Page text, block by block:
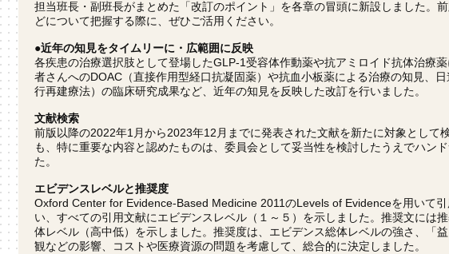
担当班長・副班長がまとめた「改訂のポイント」を各章の冒頭に新設しました。
どについて把握する際に、ぜひご活用ください。
●近年の知見をタイムリーに・広範囲に反映
各疾患の治療選択肢として登場したGLP-1受容体作動薬や抗アミロイド抗体治療
者さんへのDOAC（直接作用型経口抗凝固薬）や抗血小板薬による治療の知見、
行再建療法）の臨床研究成果など、近年の知見を反映した改訂を行いました。
文献検索
前版以降の2022年1月から2023年12月までに発表された文献を新たに対象として
も、特に重要な内容と認めたものは、委員会として妥当性を検討したうえでハン
た。
エビデンスレベルと推奨度
Oxford Center for Evidence-Based Medicine 2011のLevels of Evidenceを用いて
い、すべての引用文献にエビデンスレベル（１～５）を示しました。推奨文には
体レベル（高中低）を示しました。推奨度は、エビデンス総体レベルの強さ、「
観などの影響、コストや医療資源の問題を考慮して、総合的に決定しました。